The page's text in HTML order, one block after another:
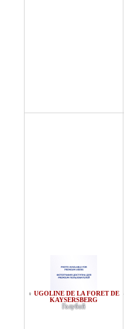
♀ UGOLINE DE LA FORET DE
KAYSERSBERG
Голубой